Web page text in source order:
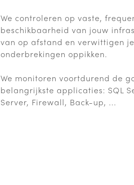
We controleren op vaste,
beschikbaarheid van jouw
van op afstand en verwittigen
onderbrekingen oppikken.
We monitoren voortdurend de
belangrijkste applicaties: SQL
Server, Firewall, Back-up, ...